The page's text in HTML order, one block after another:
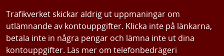
Trafikverket skickar aldrig ut uppmaningar om
utlämnande av kontouppgifter. Klicka inte på länkarna,
betala inte in några pengar och lämna inte ut dina
kontouppgifter. Läs mer om telefonbedrägeri